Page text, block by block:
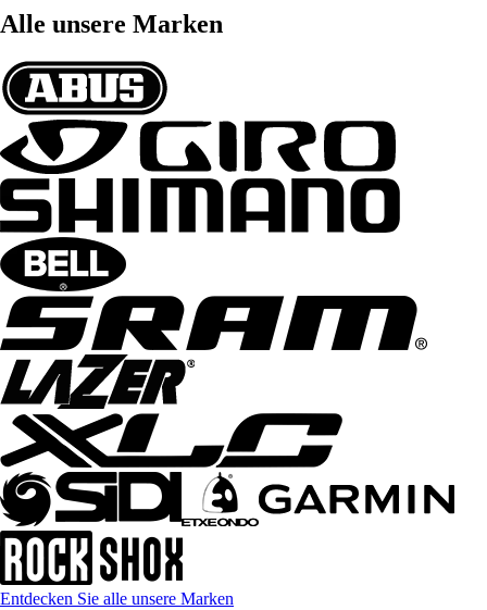
Alle unsere Marken
Entdecken Sie alle unsere Marken